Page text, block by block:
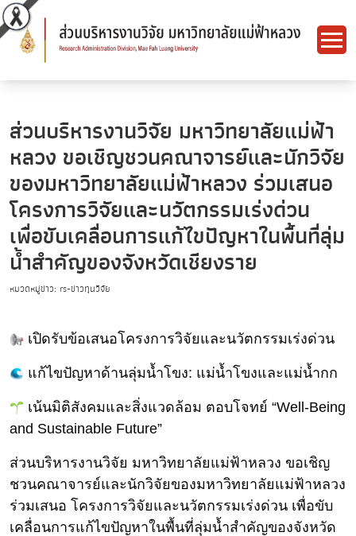
ส่วนบริหารงานวิจัย มหาวิทยาลัยแม่ฟ้า
หลวง ขอเชิญชวนคณาจารย์และนักวิจัย
ของมหาวิทยาลัยแม่ฟ้าหลวง ร่วมเสนอ
โครงการวิจัยและนวัตกรรมเร่งด่วน
เพื่อขับเคลื่อนการแก้ไขปัญหาในพื้นที่ลุ่ม
น้ำสำคัญของจังหวัดเชียงราย
หมวดหมู่ข่าว: rs-ข่าวทุนวิจัย
เปิดรับข้อเสนอโครงการวิจัยและนวัตกรรมเร่งด่วน
แก้ไขปัญหาด้านลุ่มน้ำโขง: แม่น้ำโขงและแม่น้ำกก
เน้นมิติสังคมและสิ่งแวดล้อม ตอบโจทย์ “Well-Being
and Sustainable Future”
ส่วนบริหารงานวิจัย มหาวิทยาลัยแม่ฟ้าหลวง ขอเชิญ
ชวนคณาจารย์และนักวิจัยของมหาวิทยาลัยแม่ฟ้าหลวง
ร่วมเสนอ โครงการวิจัยและนวัตกรรมเร่งด่วน เพื่อขับ
เคลื่อนการแก้ไขปัญหาในพื้นที่ลุ่มน้ำสำคัญของจังหวัด